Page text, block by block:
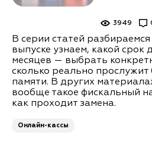
3949
В серии статей
выпуске узнаем, какой срок
месяцев — выбрать
сколько реально прослужит
памяти. В других
вообще такое фискальный
как проходит замена.
Онлайн-кассы